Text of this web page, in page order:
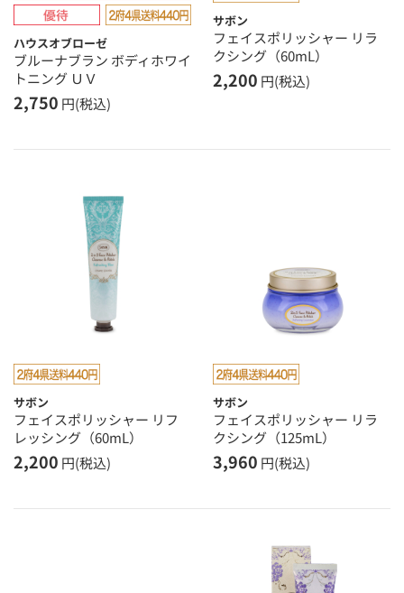
ハウスオブローゼ
ブルーナブラン ボディホワイ
トニング ＵＶ
2,750 円(税込)
サボン
フェイスポリッシャー リラ
クシング（60mL）
2,200 円(税込)
サボン
フェイスポリッシャー リフ
レッシング（60mL）
2,200 円(税込)
サボン
フェイスポリッシャー リラ
クシング（125mL）
3,960 円(税込)